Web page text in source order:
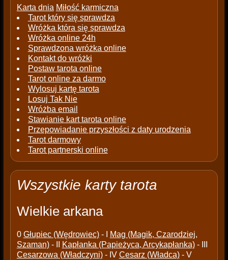
Karta dnia Miłość karmiczna
Tarot który się sprawdza
Wróżka która się sprawdza
Wróżka online 24h
Sprawdzona wróżka online
Kontakt do wróżki
Postaw tarota online
Tarot online za darmo
Wylosuj kartę tarota
Losuj Tak Nie
Wróżba email
Stawianie kart tarota online
Przepowiadanie przyszłości z daty urodzenia
Tarot darmowy
Tarot partnerski online
Wszystkie karty tarota
Wielkie arkana
0 Głupiec (Wędrowiec)- I
Mag (Magik, Czarodziej,
Szaman)- II Kapłanka (Papieżyca, Arcykapłanka)- III
Cesarzowa (Władczyni)- IV Cesarz (Władca)- V